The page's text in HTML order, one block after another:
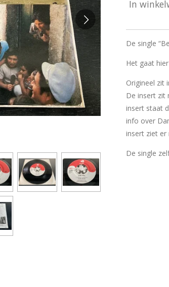
In
De single
Het gaat
Origineel zit
De insert zit
insert staat
info over
insert ziet er
De single